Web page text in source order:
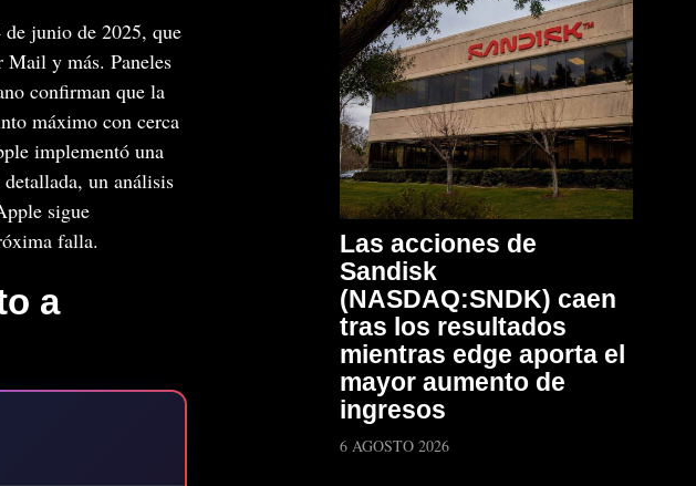
junio de 2025, que
Mail y más. Paneles
confirman que la
máximo con cerca
implementó una
un análisis
sigue
falla.
a
Las acciones de
Sandisk
(NASDAQ:SNDK) caen
tras los resultados
mientras edge aporta el
mayor aumento de
ingresos
6 AGOSTO 2026